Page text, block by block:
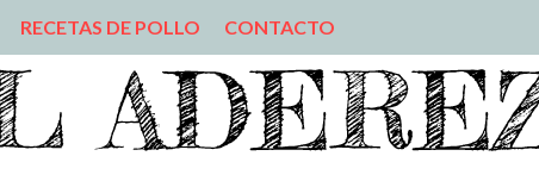
RECETAS DE POLLO CONTACTO